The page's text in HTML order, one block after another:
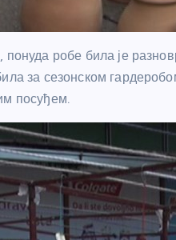
робе била је
за сезонском
посуђем.